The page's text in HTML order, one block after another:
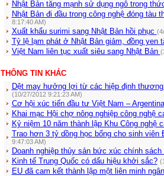
Nhật Bản tăng mạnh sử dụng ngô trong
Nhật Bản đi đầu trong công nghệ đóng
8:17:40 AM)
Xuất khẩu surimi sang Nhật Bản hồi phục
Tỷ lệ lạm phát ở Nhật Bản giảm, đồng yen
Việt Nam liên tục xuất siêu sang Nhật Bản
THÔNG TIN KHÁC
Dệt may hưởng lợi từ các hiệp định
(10/27/2012 9:21:23 AM)
Cơ hội xúc tiến đầu tư Việt Nam – Argentina
Khai mạc Hội chợ nông nghiệp công nghệ
Kỷ niệm 10 năm thành lập Khu Công nghệ
Trao hơn 3 tỷ dồng học bổng cho sinh viên
9:47:03 AM)
Doanh nghiệp thủy sản bức xúc chính sách
Kinh tế Trung Quốc có dấu hiệu khởi sắc?
EU đã cam kết thành lập một liên minh